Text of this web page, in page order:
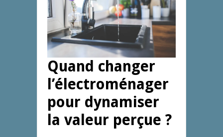
Quand changer
l’électroménager
pour dynamiser
la valeur perçue ?